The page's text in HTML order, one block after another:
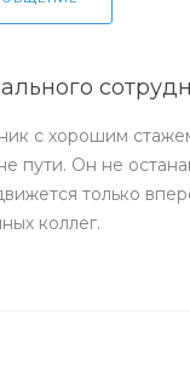
с хорошим
пути. Он не
только
коллег.